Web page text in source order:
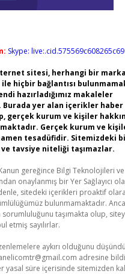
Skype: live:.cid.575569c608265c69
sitesi, herhangi bir
hiçbir bağlantısı
hazırladığımız makaleler
Burada yer alan içerikler
gerçek kurum ve kişiler
Gerçek kurum ve
tesadüfidir. Sitemizdeki
tavsiye niteliği taşımazlar.
Kanun gereğince Bilgi Teknolojileri
onaylanmış bir Yer Sağlayıcı
sitedeki içerikleri proaktif
bulunmamaktadır.
sorumluluğunu taşımakta olup,
etmiş sayılırlar.
aykırı olduğunu
adresine
yasal süre içerisinde sitemizden